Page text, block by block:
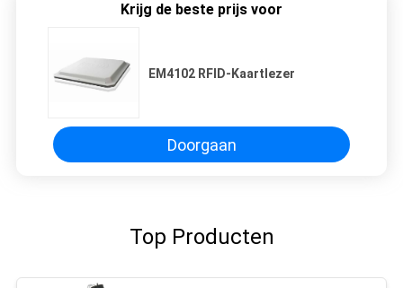
Krijg de beste prijs voor
EM4102 RFID-Kaartlezer
Doorgaan
Top Producten